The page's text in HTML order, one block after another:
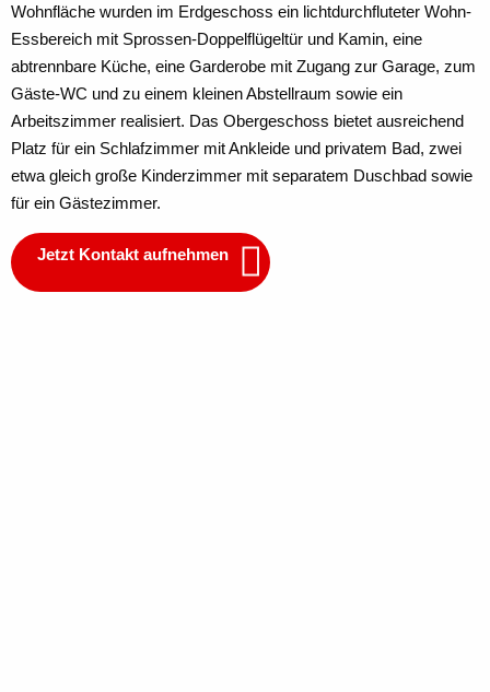
Wohnfläche wurden im Erdgeschoss ein lichtdurchfluteter Wohn-
Essbereich mit Sprossen-Doppelflügeltür und Kamin, eine
abtrennbare Küche, eine Garderobe mit Zugang zur Garage, zum
Gäste-WC und zu einem kleinen Abstellraum sowie ein
Arbeitszimmer realisiert. Das Obergeschoss bietet ausreichend
Platz für ein Schlafzimmer mit Ankleide und privatem Bad, zwei
etwa gleich große Kinderzimmer mit separatem Duschbad sowie
für ein Gästezimmer.
Jetzt Kontakt aufnehmen